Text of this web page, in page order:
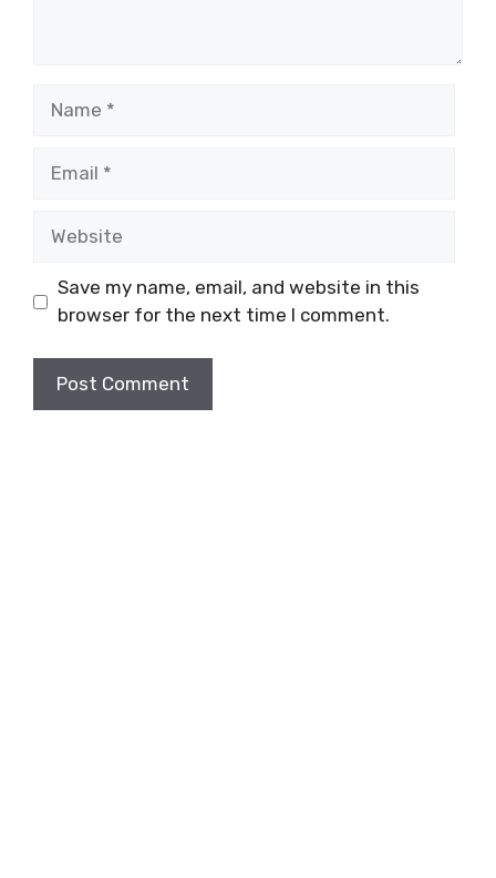
Save my name, email, and website in this
browser for the next time I comment.